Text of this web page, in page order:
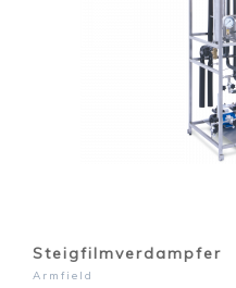
Steigfilmverdampfer
Armfield